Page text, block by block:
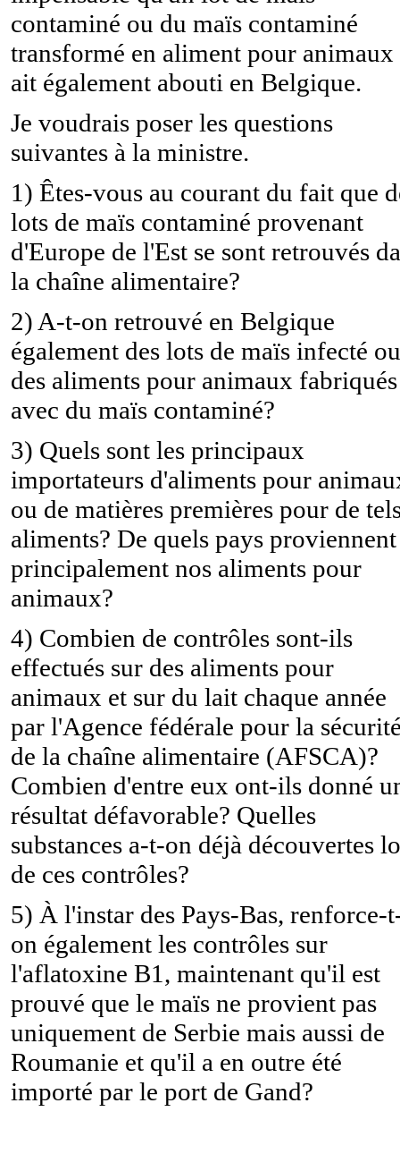
contaminé ou du maïs contaminé
transformé en aliment pour animaux
ait également abouti en Belgique.
Je voudrais poser les questions
suivantes à la ministre.
1) Êtes-vous au courant du fait que
lots de maïs contaminé provenant
d'Europe de l'Est se sont retrouvés
la chaîne alimentaire?
2) A-t-on retrouvé en Belgique
également des lots de maïs infecté ou
des aliments pour animaux fabriqués
avec du maïs contaminé?
3) Quels sont les principaux
importateurs d'aliments pour
ou de matières premières pour de
aliments? De quels pays proviennent
principalement nos aliments pour
animaux?
4) Combien de contrôles sont-ils
effectués sur des aliments pour
animaux et sur du lait chaque année
par l'Agence fédérale pour la
de la chaîne alimentaire (AFSCA)?
Combien d'entre eux ont-ils donné
résultat défavorable? Quelles
substances a-t-on déjà découvertes
de ces contrôles?
5) À l'instar des Pays-Bas, renforce-
on également les contrôles sur
l'aflatoxine B1, maintenant qu'il est
prouvé que le maïs ne provient pas
uniquement de Serbie mais aussi de
Roumanie et qu'il a en outre été
importé par le port de Gand?